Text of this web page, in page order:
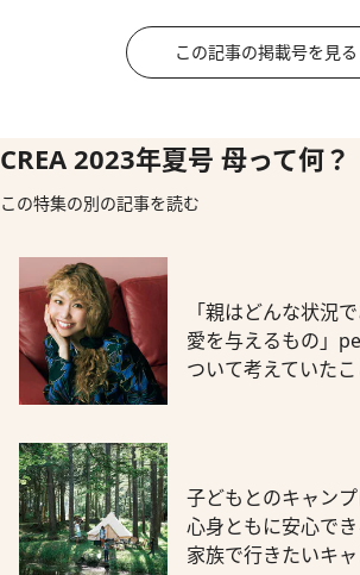
この記事の掲載号を見る
CREA 2023年夏号 母って何？
この特集の別の記事を読む
「親はどんな状況
愛を与えるもの」
ついて考えていたこ
子どもとのキャン
心身ともに安心で
家族で行きたいキ